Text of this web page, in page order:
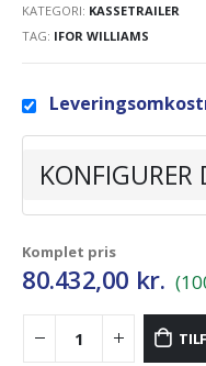
KATEGORI: KASSETRAILER
TAG: IFOR WILLIAMS
KONFIGURER
Komplet pris
80.432,00 kr.